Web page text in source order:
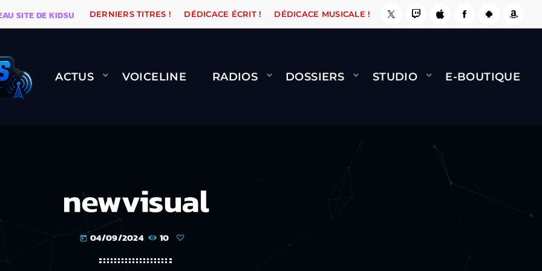
DE KIDSUNE WARÉTRO ORANGE ROAD QUI PASSE, ÇA LE FAIT ! NAMI BERNARD MINET -
DERNIERS TITRES ! DÉDICACE ÉCRIT ! DÉDICACE MUSICALE !
ACTUS VOICELINE RADIOS DOSSIERS STUDIO E-BOUTIQUE
newvisual
today 04/09/2024 10